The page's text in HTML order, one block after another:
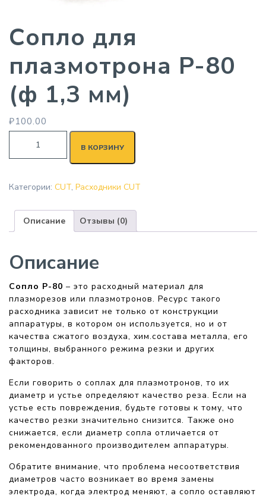
Cопло для
плазмотрона P-80
(ф 1,3 мм)
₽100.00
В КОРЗИНУ
Категории: CUT, Расходники CUT
Описание Отзывы (0)
Описание
Сопло P-80 – это расходный материал для
плазморезов или плазмотронов. Ресурс такого
расходника зависит не только от конструкции
аппаратуры, в котором он используется, но и от
качества сжатого воздуха, хим.состава металла, его
толщины, выбранного режима резки и других
факторов.
Если говорить о соплах для плазмотронов, то их
диаметр и устье определяют качество реза. Если на
устье есть повреждения, будьте готовы к тому, что
качество резки значительно снизится. Также оно
снижается, если диаметр сопла отличается от
рекомендованного производителем аппаратуры.
Обратите внимание, что проблема несоответствия
диаметров часто возникает во время замены
электрода, когда электрод меняют, а сопло оставляют